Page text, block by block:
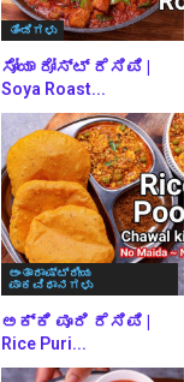
ತಿಂಡಿಗಳು
ಸೋಯಾ ರೋಸ್ಟ್ ರೆಸಿಪಿ |
Soya Roast...
ಅಂತಾರಾಷ್ಟ್ರೀಯ
ಪಾಕವಿಧಾನಗಳು
ಅಕ್ಕಿ ಪೂರಿ ರೆಸಿಪಿ |
Rice Puri...